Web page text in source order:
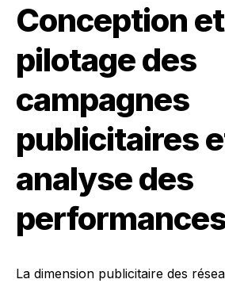
Conception et
pilotage des
campagnes
publicitaires
analyse des
La dimension publicitaire des